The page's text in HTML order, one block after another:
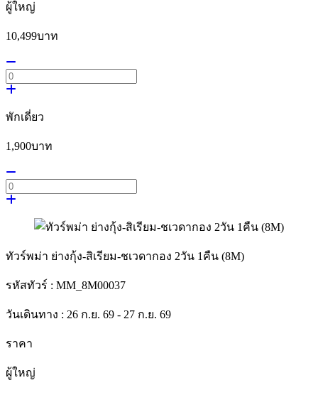
ผู้ใหญ่
10,499บาท
พักเดี่ยว
1,900บาท
ทัวร์พม่า ย่างกุ้ง-สิเรียม-ชเวดากอง 2วัน 1คืน (8M)
รหัสทัวร์ : MM_8M00037
วันเดินทาง : 26 ก.ย. 69 - 27 ก.ย. 69
ราคา
ผู้ใหญ่